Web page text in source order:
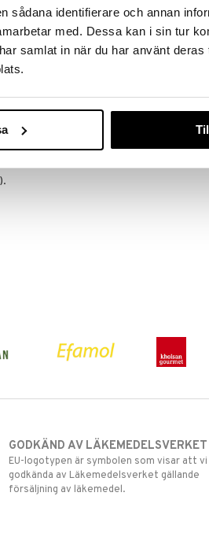
identifierare och annan
med. Dessa kan i sin tur
samlat in när du har använt deras
Kosttillskott
räckhåll för
GODKÄND AV LÄKEMEDELSVERKET
EU-logotypen är symbolen som visar att vi
godkända av Läkemedelsverket gällande
försäljning av läkemedel.